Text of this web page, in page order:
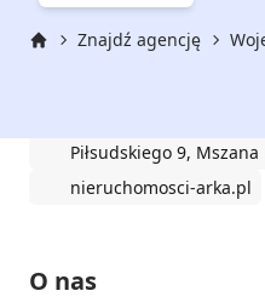
Znajdź agencję
Piłsudskiego 9, Mszana
nieruchomosci-arka.pl
O nas